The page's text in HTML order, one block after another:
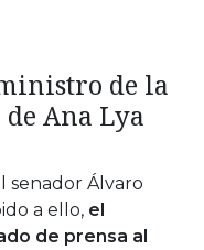
de la
de Ana Lya
senador Álvaro
a ello, el
de prensa al